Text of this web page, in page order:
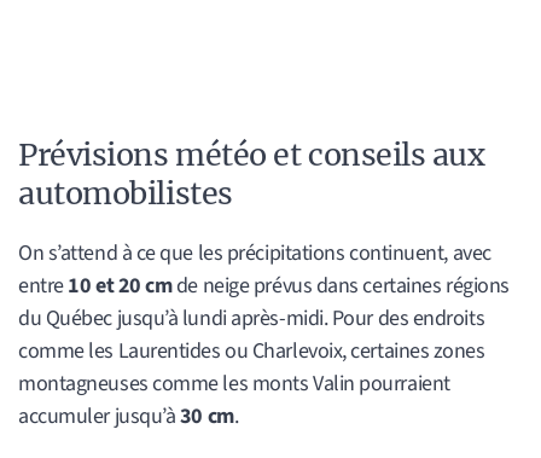
Prévisions météo et conseils aux
automobilistes
On s’attend à ce que les précipitations continuent, avec
entre10 et 20 cmde neige prévus dans certaines régions
du Québec jusqu’à lundi après-midi. Pour des endroits
comme les Laurentides ou Charlevoix, certaines zones
montagneuses comme les monts Valin pourraient
accumuler jusqu’à30 cm.